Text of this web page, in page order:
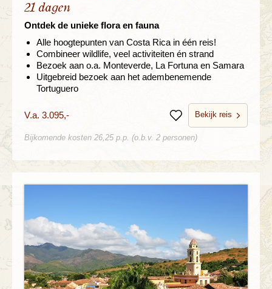
21 dagen
Ontdek de unieke flora en fauna
Alle hoogtepunten van Costa Rica in één reis!
Combineer wildlife, veel activiteiten én strand
Bezoek aan o.a. Monteverde, La Fortuna en Samara
Uitgebreid bezoek aan het adembenemende
Tortuguero
V.a. 3.095,- BewarenBekijk reis
Bijkomende kosten 26,25 p.p. (o.b.v. 2 personen)